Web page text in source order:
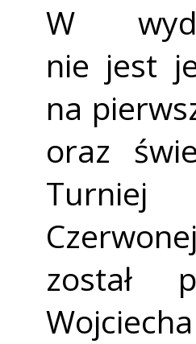
W
nie jest
na
oraz
Turniej
został